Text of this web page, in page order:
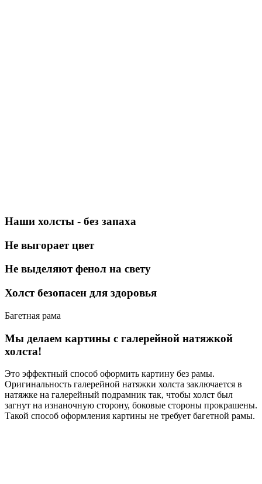
Наши холсты - без запаха
Не выгорает цвет
Не выделяют фенол на свету
Холст безопасен для здоровья
Багетная рама
Мы делаем картины с галерейной натяжкой
холста!
Это эффектный способ оформить картину без рамы.
Оригинальность галерейной натяжки холста заключается в
натяжке на галерейный подрамник так, чтобы холст был
загнут на изнаночную сторону, боковые стороны прокрашены.
Такой способ оформления картины не требует багетной рамы.